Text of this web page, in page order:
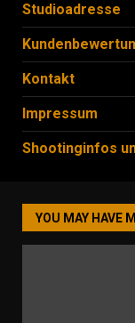
Studioadresse
Kontakt
Impressum
Shootinginfos
YOU MAY HAVE